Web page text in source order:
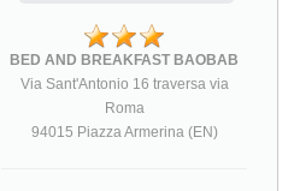
BED AND BREAKFAST BAOBAB
Via Sant'Antonio 16 traversa via
Roma
94015 Piazza Armerina (EN)